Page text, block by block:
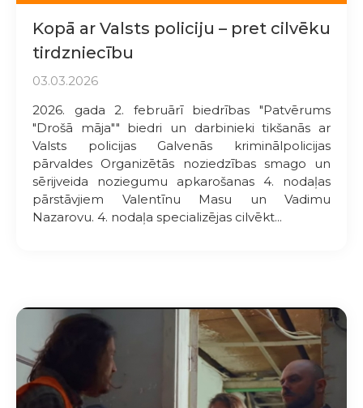
Kopā ar Valsts policiju – pret cilvēku
tirdzniecību
03.03.2026
2026. gada 2. februārī biedrības "Patvērums
"Drošā māja"" biedri un darbinieki tikšanās ar
Valsts policijas Galvenās kriminālpolicijas
pārvaldes Organizētās noziedzības smago un
sērijveida noziegumu apkarošanas 4. nodaļas
pārstāvjiem Valentīnu Masu un Vadimu
Nazarovu. 4. nodaļa specializējas cilvēkt...